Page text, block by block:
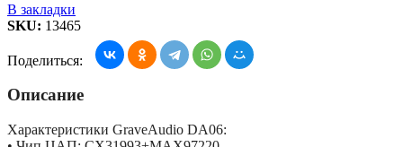
В закладки
SKU: 13465
Поделиться:
Описание
Характеристики GraveAudio DA06: